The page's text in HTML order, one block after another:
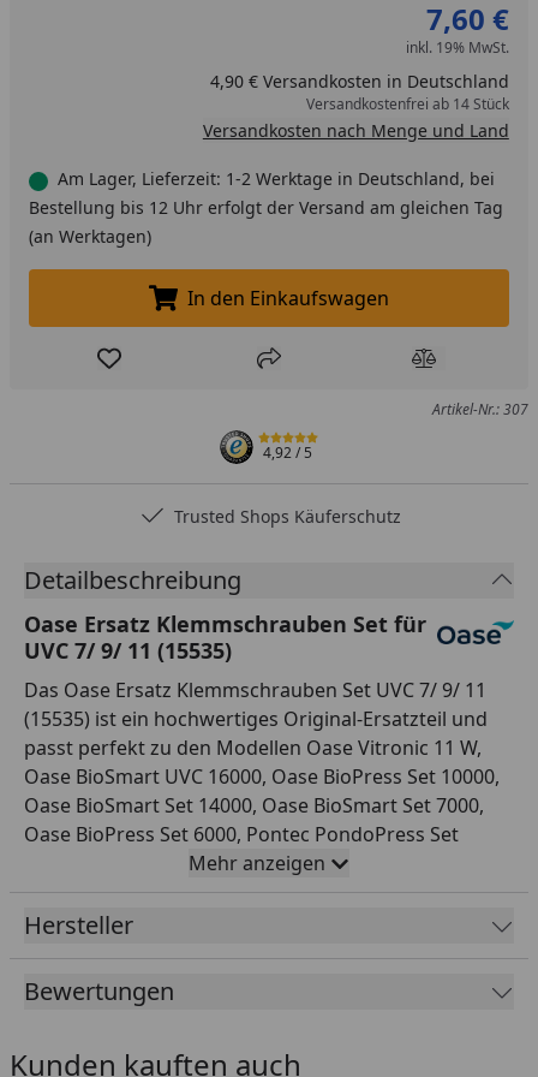
7,60 €
inkl. 19% MwSt.
4,90 € Versandkosten in Deutschland
Versandkostenfrei ab 14 Stück
Versandkosten nach Menge und Land
Am Lager, Lieferzeit: 1-2 Werktage in Deutschland, bei
Bestellung bis 12 Uhr erfolgt der Versand am gleichen Tag
(an Werktagen)
In den Einkaufswagen legen
In den Einkaufswagen
Produkt zur Wunschliste hinzufügen
Teilen Produkt
Artikel-Nr.: 307
4,92/ 5
Trusted Shops Käuferschutz
Detailbeschreibung
Oase Ersatz Klemmschrauben Set für
UVC 7/ 9/ 11 (15535)
Das Oase Ersatz Klemmschrauben Set UVC 7/ 9/ 11
(15535) ist ein hochwertiges Original-Ersatzteil und
passt perfekt zu den Modellen Oase Vitronic 11 W,
Oase BioSmart UVC 16000, Oase BioPress Set 10000,
Oase BioSmart Set 14000, Oase BioSmart Set 7000,
Oase BioPress Set 6000, Pontec PondoPress Set
10000, Pontec PondoPress Set 15000, Oase BioPress
Set 4000, Oase BioSmart Set 5000, Pontec MultiClear
Set 15000, ClearTronic 7 W, ClearTronic 9 W und
Teich-System mit professioneller Qualität reparieren.
Mehr anzeigen
Hersteller
Bewertungen
Kunden kauften auch